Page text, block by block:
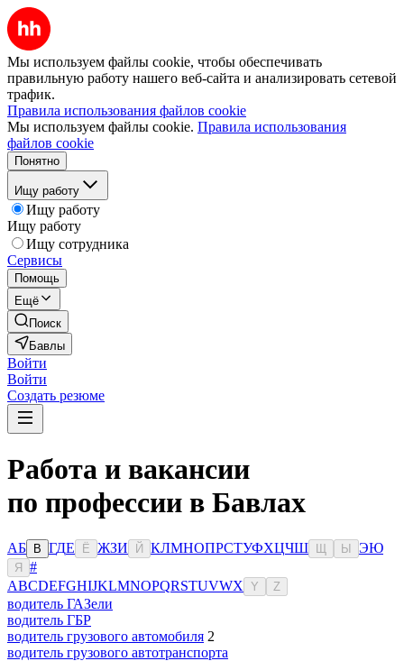
Мы используем файлы cookie, чтобы обеспечивать
правильную работу нашего веб-сайта и анализировать сетевой
трафик.
Правила использования файлов cookie
Мы используем файлы cookie. Правила использования
файлов cookie
Понятно
Ищу работу
Ищу работу
Ищу работу
Ищу сотрудника
Сервисы
Помощь
Ещё
Поиск
Бавлы
Войти
Войти
Создать резюме
Работа и вакансии
по профессии в Бавлах
АБ В ГДЕ Ё ЖЗИ Й КЛМНОПРСТУФХЦЧШ Ы ЭЮ
Я
#
ABCDEFGHIJKLMNOPQRSTUVWX Y Z
водитель ГАЗели
водитель ГБР
водитель грузового автомобиля 2
водитель грузового автотранспорта